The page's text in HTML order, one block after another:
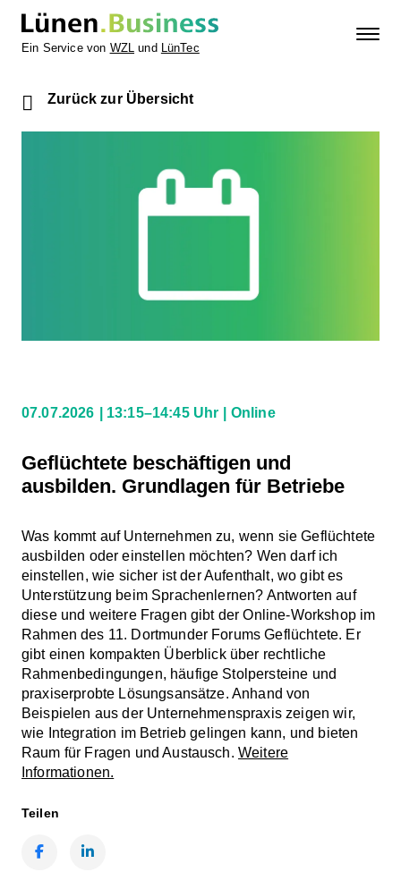
Ein Service von WZL und LünTec
Zurück zur Übersicht
07.07.2026 13:15–14:45 Uhr Online
Geflüchtete beschäftigen und
ausbilden. Grundlagen für Betriebe
Was kommt auf Unternehmen zu, wenn sie Geflüchtete
ausbilden oder einstellen möchten? Wen darf ich
einstellen, wie sicher ist der Aufenthalt, wo gibt es
Unterstützung beim Sprachenlernen? Antworten auf
diese und weitere Fragen gibt der Online-Workshop im
Rahmen des 11. Dortmunder Forums Geflüchtete. Er
gibt einen kompakten Überblick über rechtliche
Rahmenbedingungen, häufige Stolpersteine und
praxiserprobte Lösungsansätze. Anhand von
Beispielen aus der Unternehmenspraxis zeigen wir,
wie Integration im Betrieb gelingen kann, und bieten
Raum für Fragen und Austausch. Weitere
Informationen.
Teilen